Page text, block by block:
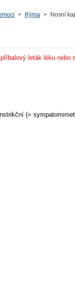
> Rýma > Nosní
leták léku
(=